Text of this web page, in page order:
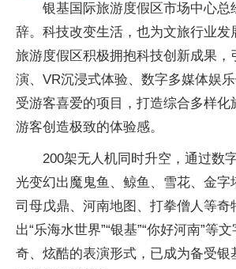
银基国际旅游度假区市场中心总
辞。科技改变生活，也为文旅行业发
旅游度假区积极拥抱科技创新成果，
演、VR沉浸式体验、数字多媒体娱
受游客喜爱的项目，打造综合多样化
游客创造极致的体验感。
200架无人机同时升空，通过数
光变幻出魔鬼鱼、鲸鱼、雪花、金字
司母戊鼎、河南地图、打拳僧人等奇
出“乐海水世界”“银基”“你好河南”等
奇、炫酷的表演形式，已成为备受银